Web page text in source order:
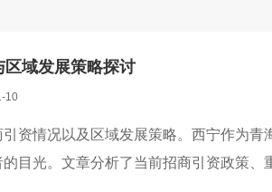
域发展策略探讨
10
资情况以及区域发展策略。西宁作为
目光。文章分析了当前招商引资政策